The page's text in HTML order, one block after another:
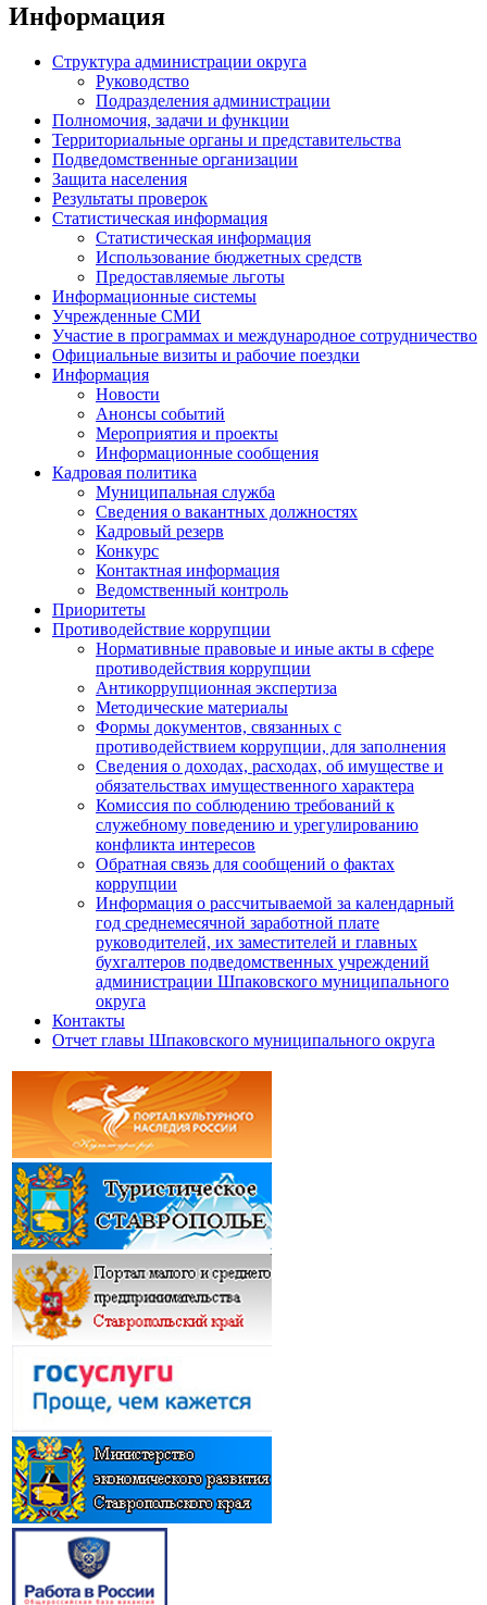
Информация
Структура администрации округа
Руководство
Подразделения администрации
Полномочия, задачи и функции
Территориальные органы и представительства
Подведомственные организации
Защита населения
Результаты проверок
Статистическая информация
Статистическая информация
Использование бюджетных средств
Предоставляемые льготы
Информационные системы
Учрежденные СМИ
Участие в программах и международное сотрудничество
Официальные визиты и рабочие поездки
Информация
Новости
Анонсы событий
Мероприятия и проекты
Информационные сообщения
Кадровая политика
Муниципальная служба
Сведения о вакантных должностях
Кадровый резерв
Конкурс
Контактная информация
Ведомственный контроль
Приоритеты
Противодействие коррупции
Нормативные правовые и иные акты в сфере
противодействия коррупции
Антикоррупционная экспертиза
Методические материалы
Формы документов, связанных с
противодействием коррупции, для заполнения
Сведения о доходах, расходах, об имуществе и
обязательствах имущественного характера
Комиссия по соблюдению требований к
служебному поведению и урегулированию
конфликта интересов
Обратная связь для сообщений о фактах
коррупции
Информация о рассчитываемой за календарный
год среднемесячной заработной плате
руководителей, их заместителей и главных
бухгалтеров подведомственных учреждений
администрации Шпаковского муниципального
округа
Контакты
Отчет главы Шпаковского муниципального округа